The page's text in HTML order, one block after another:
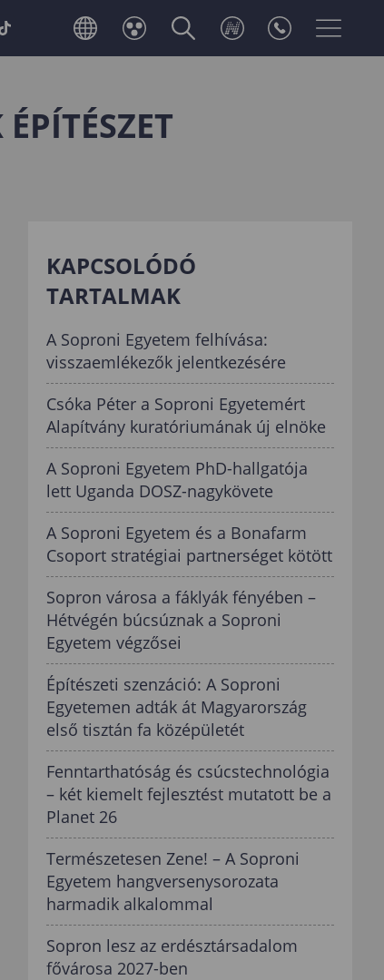
KAPCSOLÓDÓ
TARTALMAK
A Soproni Egyetem felhívása:
visszaemlékezők jelentkezésére
Csóka Péter a Soproni Egyetemért
Alapítvány kuratóriumának új elnöke
A Soproni Egyetem PhD-hallgatója
lett Uganda DOSZ-nagykövete
A Soproni Egyetem és a Bonafarm
Csoport stratégiai partnerséget kötött
Sopron városa a fáklyák fényében –
Hétvégén búcsúznak a Soproni
Egyetem végzősei
Építészeti szenzáció: A Soproni
Egyetemen adták át Magyarország
első tisztán fa középületét
Fenntarthatóság és csúcstechnológia
– két kiemelt fejlesztést mutatott be a
Planet 26
Természetesen Zene! – A Soproni
Egyetem hangversenysorozata
harmadik alkalommal
Sopron lesz az erdésztársadalom
fővárosa 2027-ben